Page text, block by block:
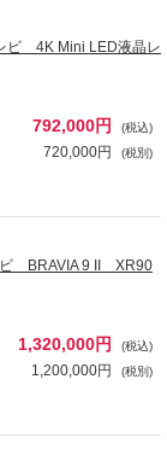
ビ 4K Mini LED液晶レ
792,000円 (税込)
720,000円 (税別)
BRAVIA 9 II XR90
1,320,000円 (税込)
1,200,000円 (税別)